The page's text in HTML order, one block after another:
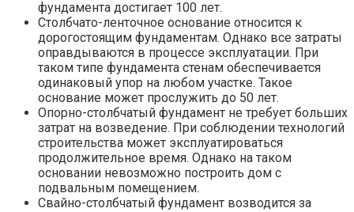
фундамента достигает 100 лет.
Столбчато-ленточное основание относится к
дорогостоящим фундаментам. Однако все затраты
оправдываются в процессе эксплуатации. При
таком типе фундамента стенам обеспечивается
одинаковый упор на любом участке. Такое
основание может прослужить до 50 лет.
Опорно-столбчатый фундамент не требует больших
затрат на возведение. При соблюдении технологий
строительства может эксплуатироваться
продолжительное время. Однако на таком
основании невозможно построить дом с
подвальным помещением.
Свайно-столбчатый фундамент возводится за